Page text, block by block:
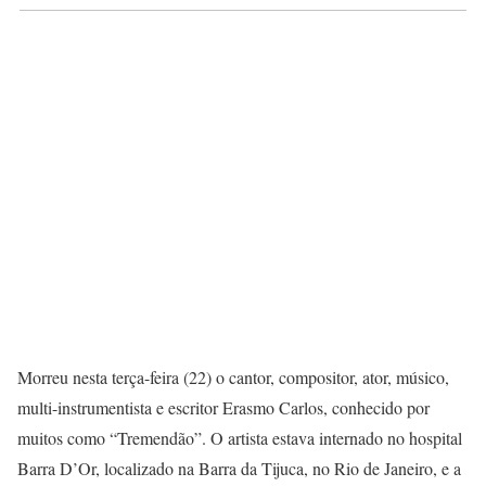
Morreu nesta terça-feira (22) o cantor, compositor, ator, músico,
multi-instrumentista e escritor Erasmo Carlos, conhecido por
muitos como “Tremendão”. O artista estava internado no hospital
Barra D’Or, localizado na Barra da Tijuca, no Rio de Janeiro, e a